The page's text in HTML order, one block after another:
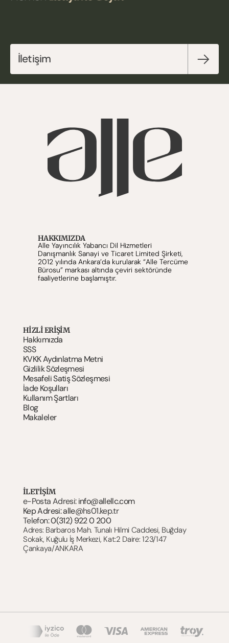
İletişim
HAKKIMIZDA
Alle Yayıncılık Yabancı Dil Hizmetleri
Danışmanlık Sanayi ve Ticaret Limited Şirketi,
2012 yılında Ankara’da kurularak “Alle Tercüme
Bürosu” markası altında çeviri sektöründe
faaliyetlerine başlamıştır.
HIZLI ERİŞİM
Hakkımızda
SSS
KVKK Aydınlatma Metni
Gizlilik Sözleşmesi
Mesafeli Satiş Sözleşmesi
İade Koşulları
Kullanım Şartları
Blog
Makaleler
İLETİŞİM
e-Posta Adresi: info@allellc.com
Kep Adresi: alle@hs01.kep.tr
Telefon: 0(312) 922 0 200
Adres: Barbaros Mah. Tunalı Hilmi Caddesi, Buğday
Sokak, Kuğulu İş Merkezi, Kat:2 Daire: 123/147
Çankaya/ANKARA